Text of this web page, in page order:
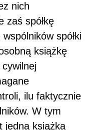
nich
zaś spółkę
spółki
książkę
cywilnej
ilu faktycznie
W tym
jedna książka